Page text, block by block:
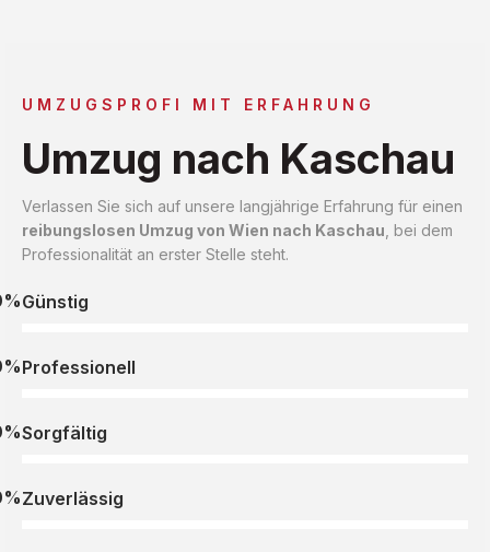
UMZUGSPROFI MIT ERFAHRUNG
Umzug nach Kaschau
Verlassen Sie sich auf unsere langjährige Erfahrung für einen
reibungslosen Umzug von Wien nach Kaschau , bei dem
Professionalität an erster Stelle steht.
Günstig
Professionell
Sorgfältig
Zuverlässig